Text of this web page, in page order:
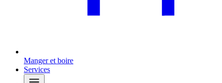
Manger et boire
Services